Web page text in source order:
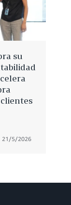
su
21/5/2026